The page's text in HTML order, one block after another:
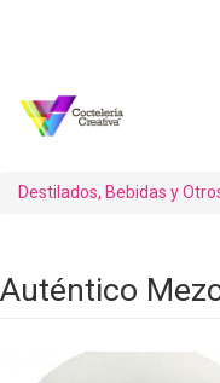
Destilados, Bebidas y
Auténtico